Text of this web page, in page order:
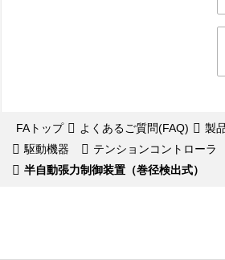
FAトップ よくあるご質問(FAQ)
製
駆動機器
テンションコントローラ
半自動張力制御装置（巻径検出式）